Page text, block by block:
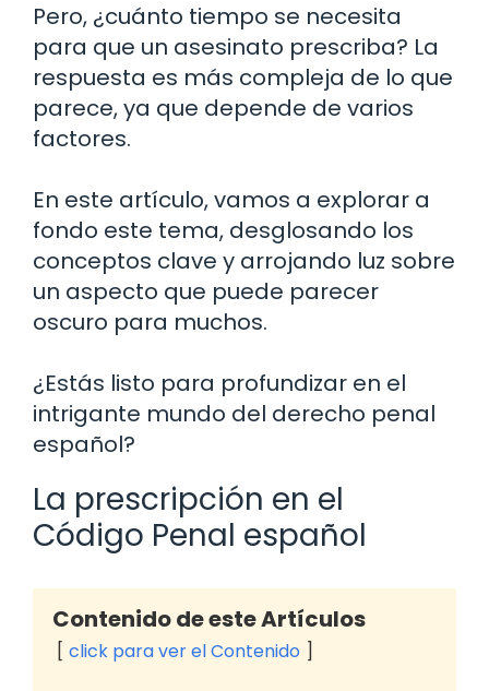
Pero, ¿cuánto tiempo se necesita
para que un asesinato prescriba? La
respuesta es más compleja de lo que
parece, ya que depende de varios
factores.
En este artículo, vamos a explorar a
fondo este tema, desglosando los
conceptos clave y arrojando luz sobre
un aspecto que puede parecer
oscuro para muchos.
¿Estás listo para profundizar en el
intrigante mundo del derecho penal
español?
La prescripción en el
Código Penal español
Contenido de este Artículos
click para ver el Contenido